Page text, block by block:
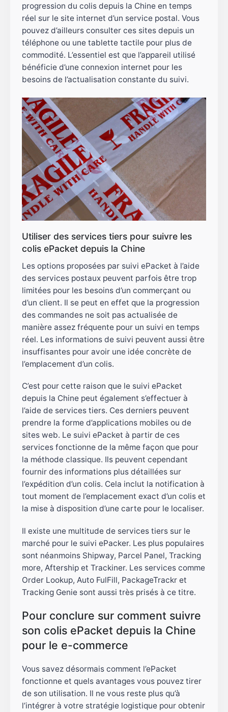
progression du colis depuis la Chine en temps
réel sur le site internet d’un service postal. Vous
pouvez d’ailleurs consulter ces sites depuis un
téléphone ou une tablette tactile pour plus de
commodité. L’essentiel est que l’appareil utilisé
bénéficie d’une connexion internet pour les
besoins de l’actualisation constante du suivi.
Utiliser des services tiers pour suivre les
colis ePacket depuis la Chine
Les options proposées par suivi ePacket à l’aide
des services postaux peuvent parfois être trop
limitées pour les besoins d’un commerçant ou
d’un client. Il se peut en effet que la progression
des commandes ne soit pas actualisée de
manière assez fréquente pour un suivi en temps
réel. Les informations de suivi peuvent aussi être
insuffisantes pour avoir une idée concrète de
l’emplacement d’un colis.
C’est pour cette raison que le suivi ePacket
depuis la Chine peut également s’effectuer à
l’aide de services tiers. Ces derniers peuvent
prendre la forme d’applications mobiles ou de
sites web. Le suivi ePacket à partir de ces
services fonctionne de la même façon que pour
la méthode classique. Ils peuvent cependant
fournir des informations plus détaillées sur
l’expédition d’un colis. Cela inclut la notification à
tout moment de l’emplacement exact d’un colis et
la mise à disposition d’une carte pour le localiser.
Il existe une multitude de services tiers sur le
marché pour le suivi ePacker. Les plus populaires
sont néanmoins Shipway, Parcel Panel, Tracking
more, Aftership et Trackiner. Les services comme
Order Lookup, Auto FulFill, PackageTrackr et
Tracking Genie sont aussi très prisés à ce titre.
Pour conclure sur comment suivre
son colis ePacket depuis la Chine
pour le e-commerce
Vous savez désormais comment l’ePacket
fonctionne et quels avantages vous pouvez tirer
de son utilisation. Il ne vous reste plus qu’à
l’intégrer à votre stratégie logistique pour obtenir